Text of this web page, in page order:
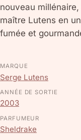
nouveau
maître Lutens en
fumée et
MARQUE
Serge Lutens
ANNÉE DE SORTIE
2003
PARFUMEUR
Sheldrake